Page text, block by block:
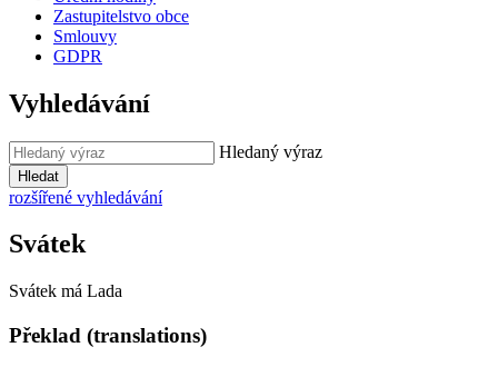
Zastupitelstvo obce
Smlouvy
GDPR
Vyhledávání
Hledaný výraz
Hledat
rozšířené vyhledávání
Svátek
Svátek má Lada
Překlad (translations)